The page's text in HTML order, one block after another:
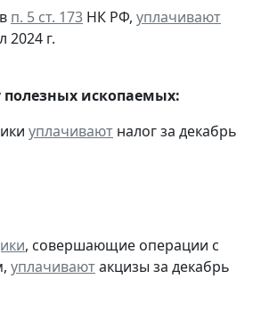
п. 5 ст. 173 НК РФ, уплачивают
2024 г.
ископаемых:
уплачивают налог за декабрь
, совершающие операции с
уплачиваютакцизы за декабрь